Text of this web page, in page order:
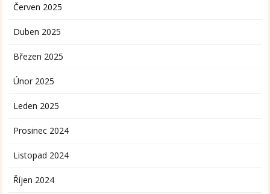
Červen 2025
Duben 2025
Březen 2025
Únor 2025
Leden 2025
Prosinec 2024
Listopad 2024
Říjen 2024